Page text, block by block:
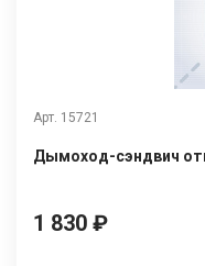
Арт. 15721
Дымоход-сэндвич
1 830 ₽